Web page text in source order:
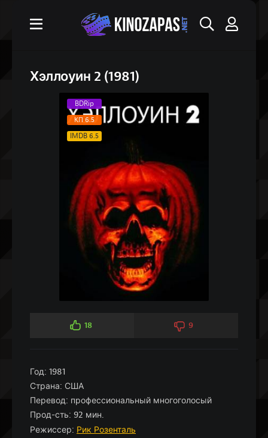
Хэллоуин 2 (1981)
BDRip
КП 6.5
IMDB 6.5
18 9
Год: 1981
Страна: США
Перевод: профессиональный многоголосый
Прод-сть: 92 мин.
Режиссер: Рик Розенталь